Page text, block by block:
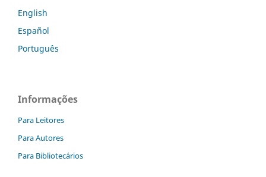
English
Español
Português
Informações
Para Leitores
Para Autores
Para Bibliotecários